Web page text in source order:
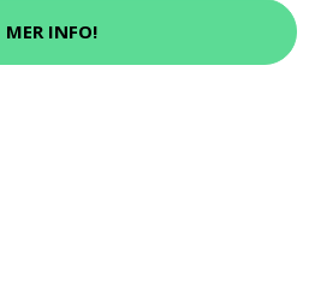
MER INFO!